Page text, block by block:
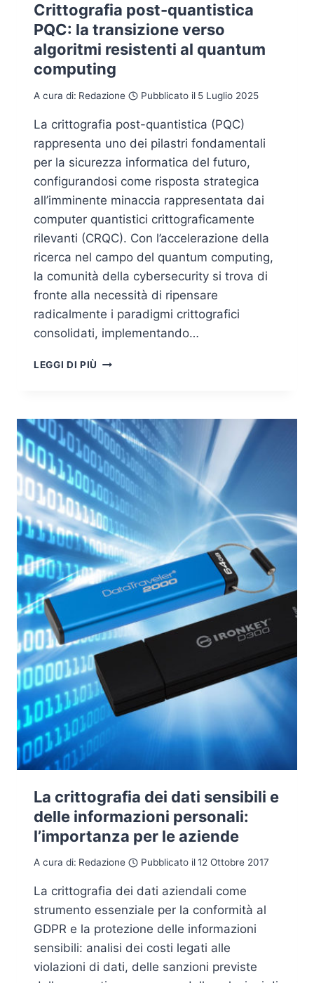
Crittografia post-quantistica
PQC: la transizione verso
algoritmi resistenti al quantum
computing
A cura di: Redazione Pubblicato il 5 Luglio 2025
La crittografia post-quantistica (PQC)
rappresenta uno dei pilastri fondamentali
per la sicurezza informatica del futuro,
configurandosi come risposta strategica
all’imminente minaccia rappresentata dai
computer quantistici crittograficamente
rilevanti (CRQC). Con l’accelerazione della
ricerca nel campo del quantum computing,
la comunità della cybersecurity si trova di
fronte alla necessità di ripensare
radicalmente i paradigmi crittografici
consolidati, implementando…
LEGGI DI PIÙ CRITTOGRAFIA
LA
TRANSIZIONE
VERSO
ALGORITMI
RESISTENTI
AL
QUANTUM
COMPUTING
La crittografia dei dati sensibili e
delle informazioni personali:
l’importanza per le aziende
A cura di: Redazione Pubblicato il12 Ottobre 2017
La crittografia dei dati aziendali come
strumento essenziale per la conformità al
GDPR e la protezione delle informazioni
sensibili: analisi dei costi legati alle
violazioni di dati, delle sanzioni previste